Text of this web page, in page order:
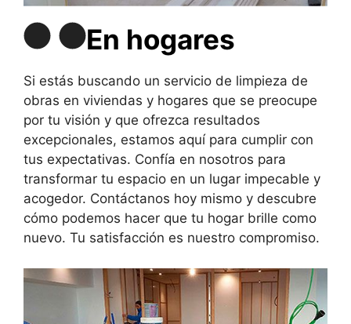
En hogares
Si estás buscando un servicio de limpieza de
obras en viviendas y hogares que se preocupe
por tu visión y que ofrezca resultados
excepcionales, estamos aquí para cumplir con
tus expectativas. Confía en nosotros para
transformar tu espacio en un lugar impecable y
acogedor. Contáctanos hoy mismo y descubre
cómo podemos hacer que tu hogar brille como
nuevo. Tu satisfacción es nuestro compromiso.